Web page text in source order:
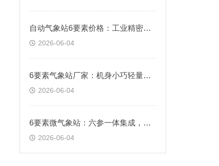
自动气象站6要素价格：工业精密传感，实测数据稳定误差偏低
2026-06-04
6要素气象站厂家：机身小巧轻量化，狭小点位灵活布设安装
2026-06-04
6要素微气象站：六参一体集成，六项气象参数同步采集
2026-06-04